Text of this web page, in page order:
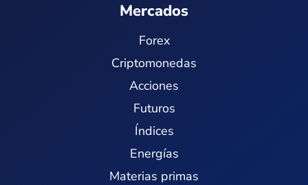
Mercados
Forex
Criptomonedas
Acciones
Futuros
Índices
Energías
Materias primas